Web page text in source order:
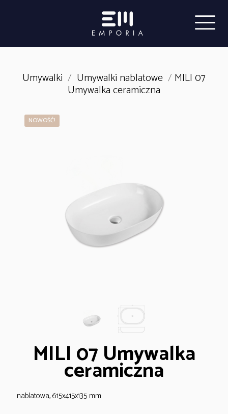
Umywalki / Umywalki nablatowe /MILI 07
Umywalka ceramiczna
NOWOŚĆ!
MILI 07 Umywalka
ceramiczna
nablatowa, 615x415x135 mm